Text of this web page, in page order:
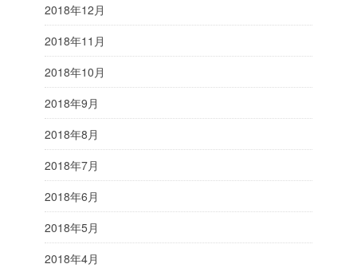
2018年12月
2018年11月
2018年10月
2018年9月
2018年8月
2018年7月
2018年6月
2018年5月
2018年4月